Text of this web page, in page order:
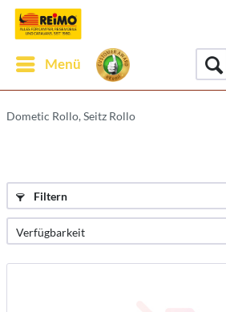
Menü
Dometic Rollo, Seitz Rollo
Filtern